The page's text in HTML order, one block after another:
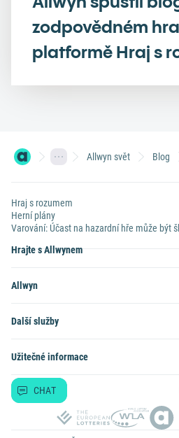
zodpovědném
platformě Hraj s
Allwyn svět Blog
Hraj s rozumem
Herní plány
Varování: Účast na hazardní hře může být
Hrajte s Allwynem
Allwyn
Další služby
Užitečné informace
CHAT